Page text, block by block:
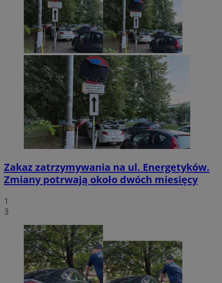
Zakaz zatrzymywania na ul. Energetyków.
Zmiany potrwają około dwóch miesięcy
1
3